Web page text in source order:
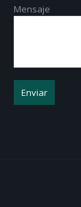
Mensaje